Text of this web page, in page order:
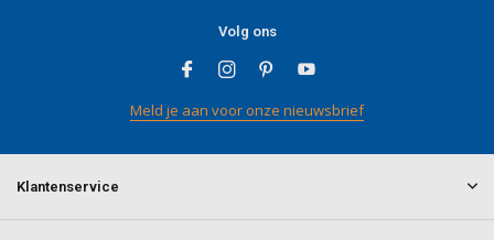
Volg ons
Meld je aan voor onze nieuwsbrief
Klantenservice